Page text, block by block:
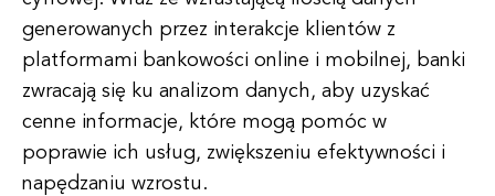
generowanych przez interakcje klientów z
platformami bankowości online i mobilnej, banki
zwracają się ku analizom danych, aby uzyskać
cenne informacje, które mogą pomóc w
poprawie ich usług, zwiększeniu efektywności i
napędzaniu wzrostu.